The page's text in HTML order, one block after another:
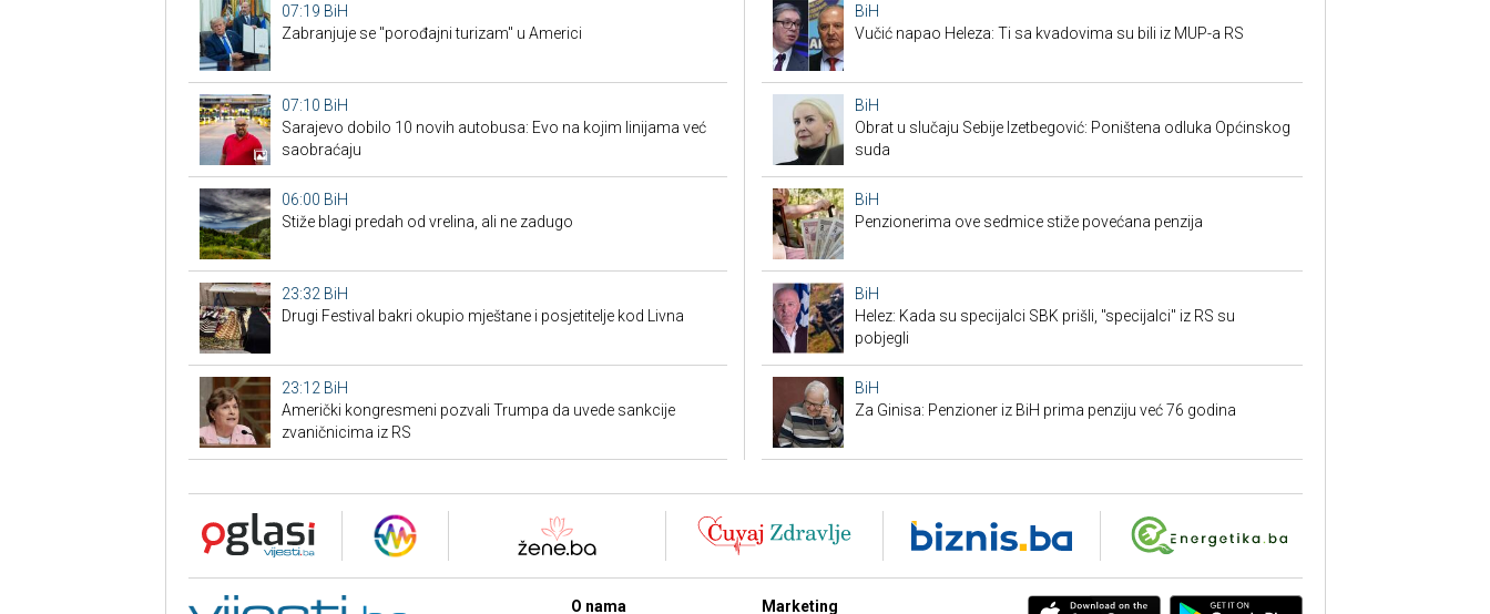
07:19 BiH
Zabranjuje se "porođajni turizam" u Americi
07:10 BiH
Sarajevo dobilo 10 novih autobusa: Evo na kojim linijama već
saobraćaju
06:00 BiH
Stiže blagi predah od vrelina, ali ne zadugo
23:32 BiH
Drugi Festival bakri okupio mještane i posjetitelje kod Livna
23:12 BiH
Američki kongresmeni pozvali Trumpa da uvede sankcije
zvaničnicima iz RS
BiH
Vučić napao Heleza: Ti sa kvadovima su bili iz MUP-a RS
BiH
Obrat u slučaju Sebije Izetbegović: Poništena odluka Općinskog
suda
BiH
Penzionerima ove sedmice stiže povećana penzija
BiH
Helez: Kada su specijalci SBK prišli, "specijalci" iz RS su
pobjegli
BiH
Za Ginisa: Penzioner iz BiH prima penziju već 76 godina
O nama Marketing